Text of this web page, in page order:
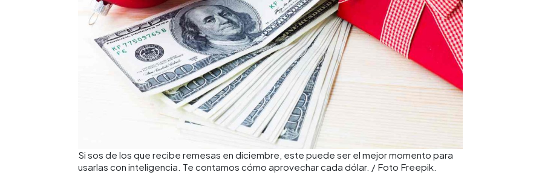
Si sos de los que recibe remesas en diciembre, este puede ser el mejor momento para
usarlas con inteligencia. Te contamos cómo aprovechar cada dólar. / Foto Freepik.